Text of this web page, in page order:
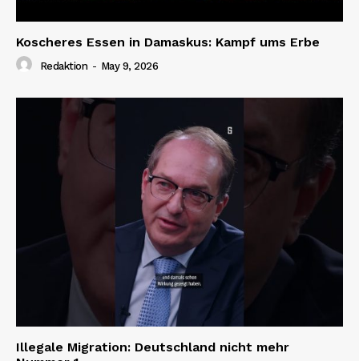
Koscheres Essen in Damaskus: Kampf ums Erbe
Redaktion - May 9, 2026
Illegale Migration: Deutschland nicht mehr